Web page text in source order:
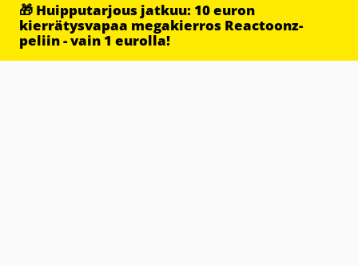
🎁 Huipputarjous jatkuu: 10 euron
kierrätysvapaa megakierros Reactoonz-
peliin - vain 1 eurolla!